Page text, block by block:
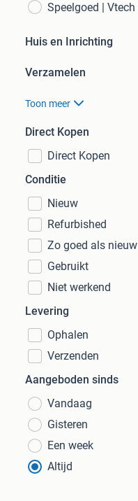
Speelgoed | Vtech
Huis en Inrichting
Verzamelen
Toon meer
Direct Kopen
Direct Kopen
Conditie
Nieuw
Refurbished
Zo goed als nieuw
Gebruikt
Niet werkend
Levering
Ophalen
Verzenden
Aangeboden sinds
Vandaag
Gisteren
Een week
Altijd